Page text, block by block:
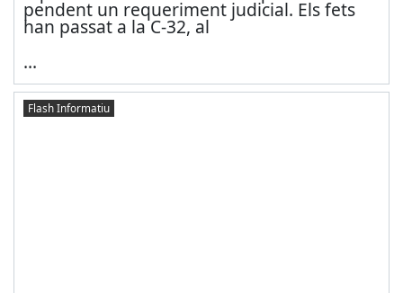
pendent un requeriment judicial. Els fets
han passat a la C-32, al
...
Flash Informatiu